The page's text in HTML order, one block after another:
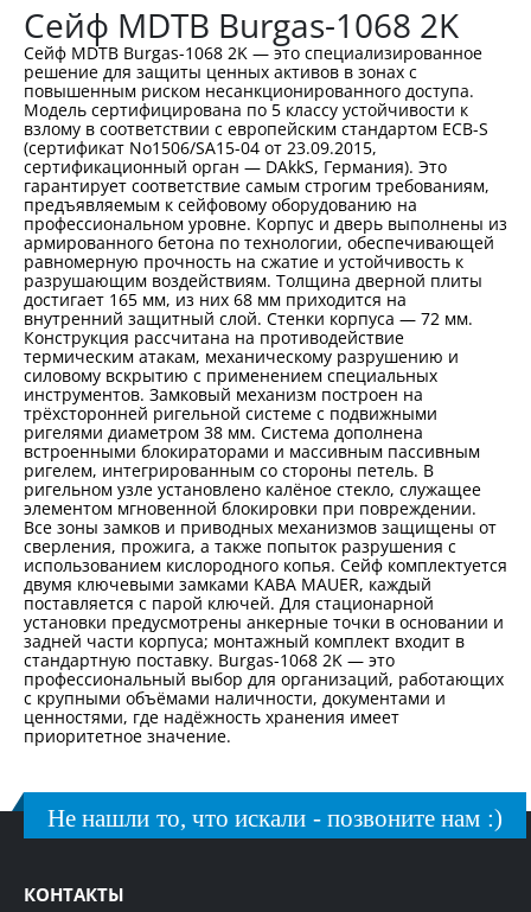
Сейф MDTB Burgas-1068 2K
Сейф MDTB Burgas-1068 2K — это специализированное
решение для защиты ценных активов в зонах с
повышенным риском несанкционированного доступа.
Модель сертифицирована по 5 классу устойчивости к
взлому в соответствии с европейским стандартом ECB-S
(сертификат No1506/SA15-04 от 23.09.2015,
сертификационный орган — DAkkS, Германия). Это
гарантирует соответствие самым строгим требованиям,
предъявляемым к сейфовому оборудованию на
профессиональном уровне. Корпус и дверь выполнены из
армированного бетона по технологии, обеспечивающей
равномерную прочность на сжатие и устойчивость к
разрушающим воздействиям. Толщина дверной плиты
достигает 165 мм, из них 68 мм приходится на
внутренний защитный слой. Стенки корпуса — 72 мм.
Конструкция рассчитана на противодействие
термическим атакам, механическому разрушению и
силовому вскрытию с применением специальных
инструментов. Замковый механизм построен на
трёхсторонней ригельной системе с подвижными
ригелями диаметром 38 мм. Система дополнена
встроенными блокираторами и массивным пассивным
ригелем, интегрированным со стороны петель. В
ригельном узле установлено калёное стекло, служащее
элементом мгновенной блокировки при повреждении.
Все зоны замков и приводных механизмов защищены от
сверления, прожига, а также попыток разрушения с
использованием кислородного копья. Сейф комплектуется
двумя ключевыми замками KABA MAUER, каждый
поставляется с парой ключей. Для стационарной
установки предусмотрены анкерные точки в основании и
задней части корпуса; монтажный комплект входит в
стандартную поставку. Burgas-1068 2K — это
профессиональный выбор для организаций, работающих
с крупными объёмами наличности, документами и
ценностями, где надёжность хранения имеет
приоритетное значение.
Не нашли то, что искали - позвоните нам :)
КОНТАКТЫ